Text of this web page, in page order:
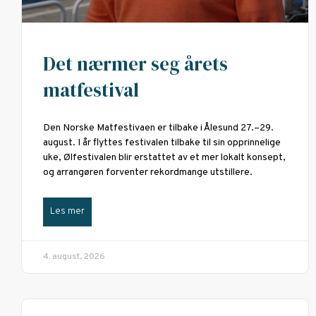
Det nærmer seg årets
matfestival
Den Norske Matfestivaen er tilbake i Ålesund 27.–29.
august. I år flyttes festivalen tilbake til sin opprinnelige
uke, Ølfestivalen blir erstattet av et mer lokalt konsept,
og arrangøren forventer rekordmange utstillere.
Les mer
4. august, 2026